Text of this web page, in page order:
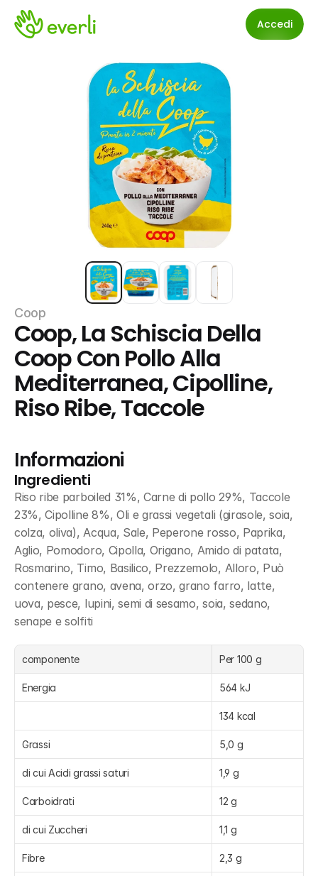
Accedi
Coop
Coop, La Schiscia Della
Coop Con Pollo Alla
Mediterranea, Cipolline,
Riso Ribe, Taccole
Informazioni
Ingredienti
Riso ribe parboiled 31%, Carne di pollo 29%, Taccole
23%, Cipolline 8%, Oli e grassi vegetali (girasole, soia,
colza, oliva), Acqua, Sale, Peperone rosso, Paprika,
Aglio, Pomodoro, Cipolla, Origano, Amido di patata,
Rosmarino, Timo, Basilico, Prezzemolo, Alloro, Può
contenere grano, avena, orzo, grano farro, latte,
uova, pesce, lupini, semi di sesamo, soia, sedano,
senape e solfiti
componente Per 100 g
Energia 564 kJ
134 kcal
Grassi 5,0 g
di cui Acidi grassi saturi 1,9 g
Carboidrati 12 g
di cui Zuccheri 1,1 g
Fibre 2,3 g